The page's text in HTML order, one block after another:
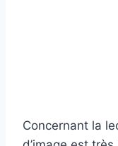
Concernant la